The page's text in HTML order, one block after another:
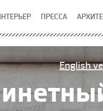
ПРЕССА
English